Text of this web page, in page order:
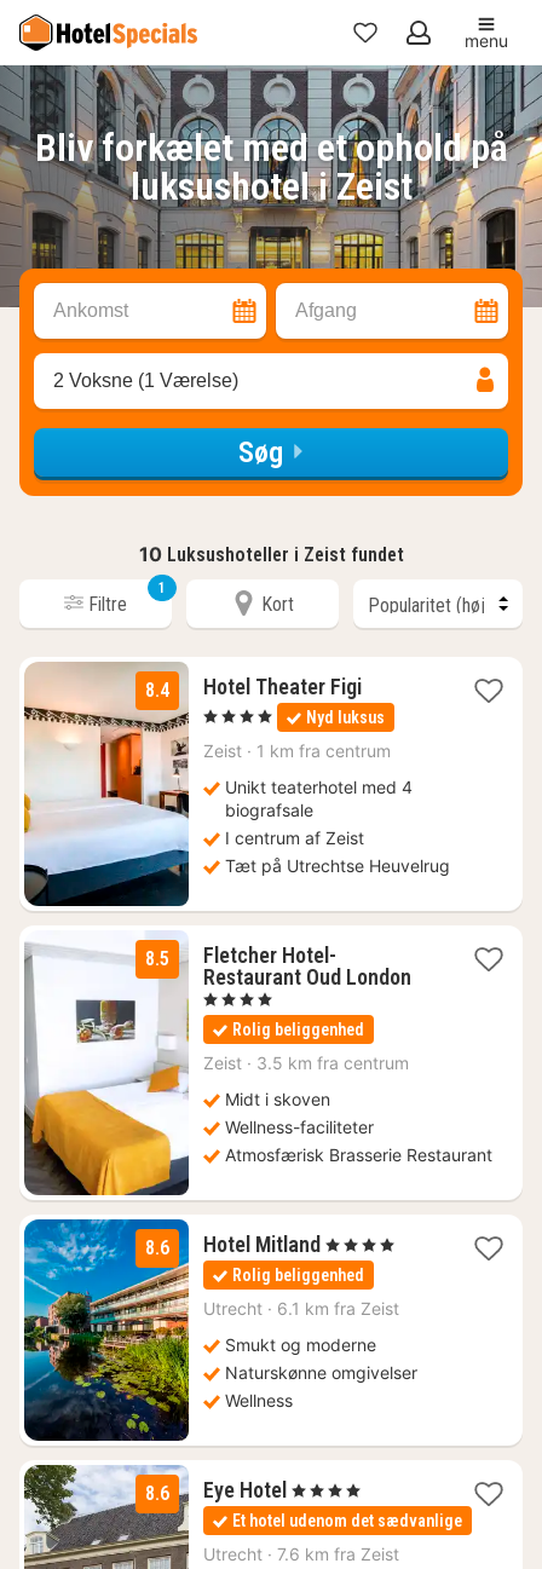
Mine
favoritter
menu
Bliv forkælet med et ophold på
luksushotel i Zeist
Ankomst Afgang
2 Voksne (1 Værelse)
Søg
10 Luksushoteller i Zeist fundet
Filtre
1
Kort
8.4 Hotel Theater Figi1
nat
fra
724
, 4 Stjerner Nyd luksus
Zeist · 1 km fra centrum
Unikt teaterhotel med 4
biografsale
I centrum af Zeist
Tæt på Utrechtse Heuvelrug
8.5
Fletcher Hotel-
Restaurant Oud London1
, 4 Stjerner
Rolig beliggenhed
Zeist · 3.5 km fra centrum
Midt i skoven
Wellness-faciliteter
Atmosfærisk Brasserie Restaurant
8.6 Hotel Mitland 1
nat
fra
848
, 4 Stjerner
Rolig beliggenhed
Utrecht · 6.1 km fra Zeist
Smukt og moderne
Naturskønne omgivelser
Wellness
8.6 Eye Hotel 1
nat
fra
946
, 4 Stjerner
Et hotel udenom det sædvanlige
Utrecht · 7.6 km fra Zeist